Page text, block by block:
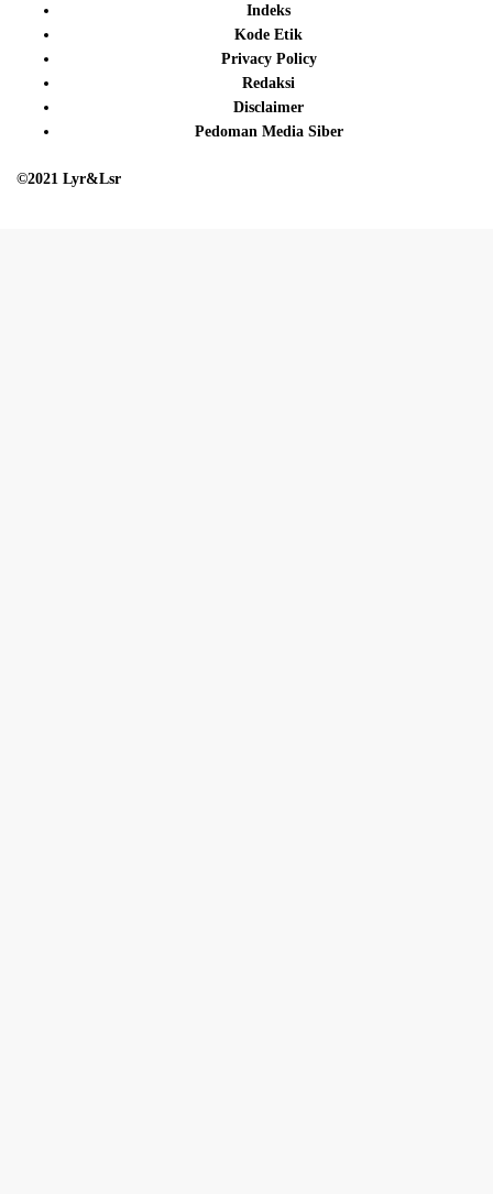
Indeks
Kode Etik
Privacy Policy
Redaksi
Disclaimer
Pedoman Media Siber
©2021 Lyr&Lsr